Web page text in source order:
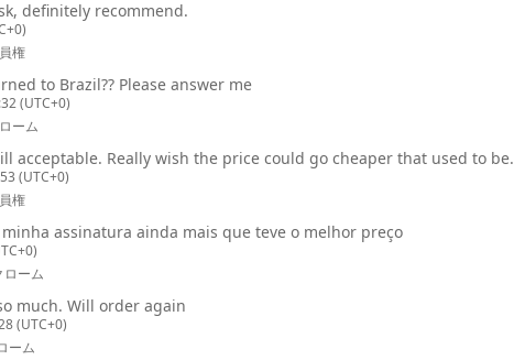
definitely recommend.
権
to Brazil?? Please answer me
(UTC+0)
ーム
acceptable. Really wish the price could go cheaper that used to be.
(UTC+0)
権
assinatura ainda mais que teve o melhor preço
ーム
much. Will order again
(UTC+0)
ーム